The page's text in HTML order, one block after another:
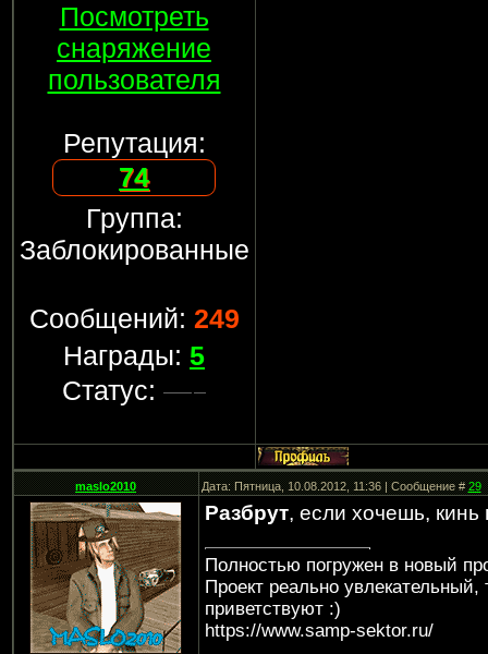
Посмотреть
снаряжение
пользователя
Репутация:
74
Группа:
Заблокированные
Сообщений: 249
Награды: 5
Статус:
maslo2010 Дата: Пятница, 10.08.2012, 11:36 | Сообщение #29
Разбрут, если хочешь, кинь
Полностью погружен в новый
Проект реально
приветствуют :)
https://www.samp-sektor.ru/